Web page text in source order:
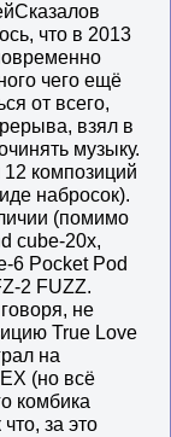
что в 2013
чего ещё
от всего,
взял в
музыку.
12 композиций
набросок).
(помимо
cube-20x,
6 Pocket Pod
2 FUZZ.
не
True Love
на
(но всё
комбика
за это